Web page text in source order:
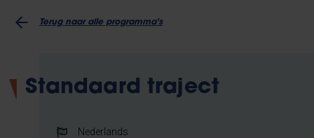
Terug naar alle programma's
Standaard traject
Nederlands